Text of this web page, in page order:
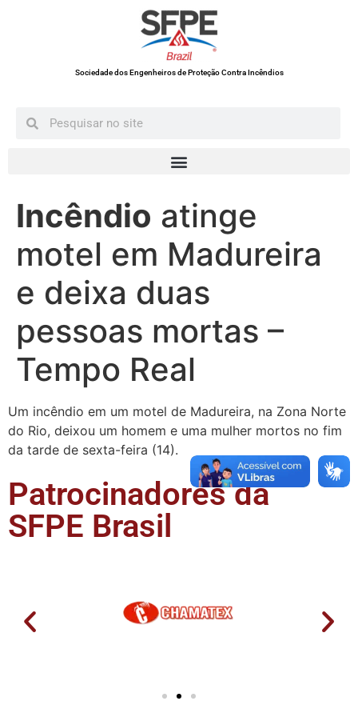
Sociedade dos Engenheiros de Proteção Contra Incêndios
Incêndio atinge
motel em Madureira
e deixa duas
pessoas mortas –
Tempo Real
Um incêndio em um motel de Madureira, na Zona Norte
do Rio, deixou um homem e uma mulher mortos no fim
da tarde de sexta-feira (14).
Patrocinadores da
SFPE Brasil